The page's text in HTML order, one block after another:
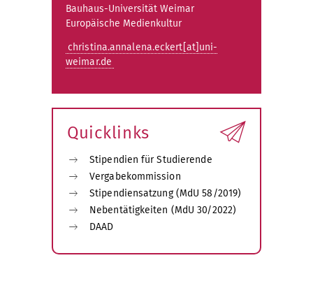
Bauhaus-Universität Weimar
Europäische Medienkultur
christina.annalena.eckert[at]uni-
weimar.de
Quicklinks
Stipendien für Studierende
Vergabekommission
Stipendiensatzung (MdU 58/2019)
Nebentätigkeiten (MdU 30/2022)
DAAD